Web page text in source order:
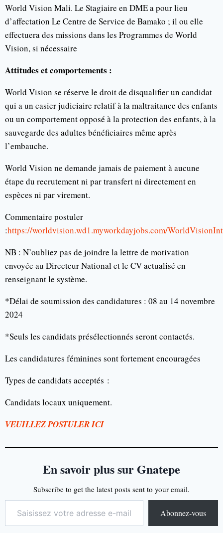
World Vision Mali. Le Stagiaire en DME a pour lieu
d’affectation Le Centre de Service de Bamako ; il ou elle
effectuera des missions dans les Programmes de World
Vision, si nécessaire
Attitudes et comportements :
World Vision se réserve le droit de disqualifier un candidat
qui a un casier judiciaire relatif à la maltraitance des enfants
ou un comportement opposé à la protection des enfants, à la
sauvegarde des adultes bénéficiaires même après
l’embauche.
World Vision ne demande jamais de paiement à aucune
étape du recrutement ni par transfert ni directement en
espèces ni par virement.
Commentaire postuler
:https://worldvision.wd1.myworkdayjobs.com/
NB : N’oubliez pas de joindre la lettre de motivation
envoyée au Directeur National et le CV actualisé en
renseignant le système.
*Délai de soumission des candidatures : 08 au 14 novembre
2024
*Seuls les candidats présélectionnés seront contactés.
Les candidatures féminines sont fortement encouragées
Types de candidats acceptés :
Candidats locaux uniquement.
VEUILLEZ POSTULER ICI
En savoir plus sur Gnatepe
Subscribe to get the latest posts sent to your email.
Abonnez-vous